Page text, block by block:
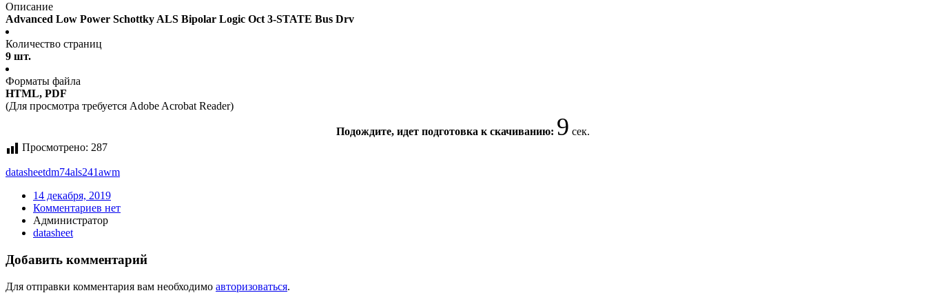
Описание
Advanced Low Power Schottky ALS Bipolar Logic Oct 3-STATE Bus Drv
Количество страниц
9 шт.
Форматы файла
HTML, PDF
(Для просмотра требуется Adobe Acrobat Reader)
Подождите, идет подготовка к скачиванию: 9 сек.
Просмотрено: 287
datasheetdm74als241awm
14 декабря, 2019
Комментариев нет
Администратор
datasheet
Добавить комментарий
Для отправки комментария вам необходимо авторизоваться.